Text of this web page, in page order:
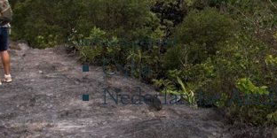
Caribisch gebied
Cuba
Nederlandse